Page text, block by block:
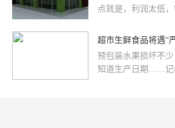
点就是，利润太低
点，要如何运营能够
损非常重要，这里为
营经验，控制生鲜超
超市生鲜食品将遇“
预包装水果损坏不
知道生产日期……记